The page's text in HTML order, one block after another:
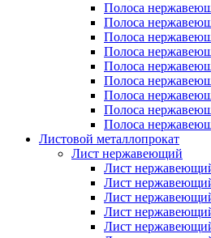
Полоса
Полоса
Полоса
Полоса
Полоса
Полоса
Полоса
Полоса
Полоса
Листовой металлопрокат
Лист нержавеющий
Лист
Лист
Лист
Лист
Лист